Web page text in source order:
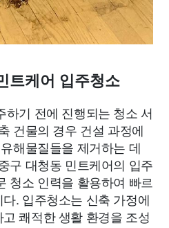
트케어 입주청소
하기 전에 진행되는 청소 서
건물의 경우 건설 과정에
해물질들을 제거하는 데
구 대청동 민트케어의 입주
청소 인력을 활용하여 빠르
. 입주청소는 신축 가정에
쾌적한 생활 환경을 조성